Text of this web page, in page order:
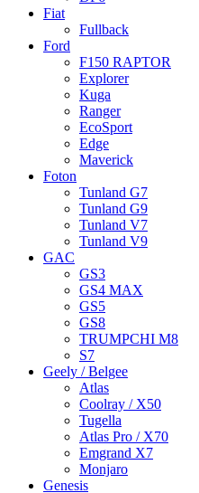
Fiat
Fullback
Ford
F150 RAPTOR
Explorer
Kuga
Ranger
EcoSport
Edge
Maverick
Foton
Tunland G7
Tunland G9
Tunland V7
Tunland V9
GAC
GS3
GS4 MAX
GS5
GS8
TRUMPCHI M8
S7
Geely / Belgee
Atlas
Coolray / X50
Tugella
Atlas Pro / X70
Emgrand X7
Monjaro
Genesis